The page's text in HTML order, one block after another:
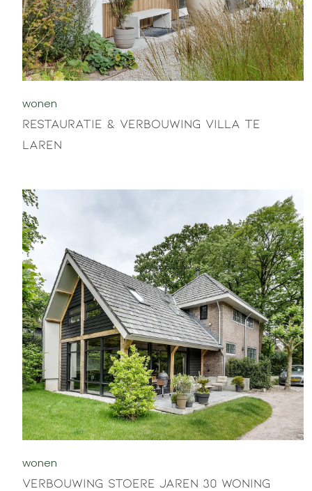
wonen
Restauratie & verbouwing villa te
Laren
wonen
Verbouwing stoere jaren 30 woning